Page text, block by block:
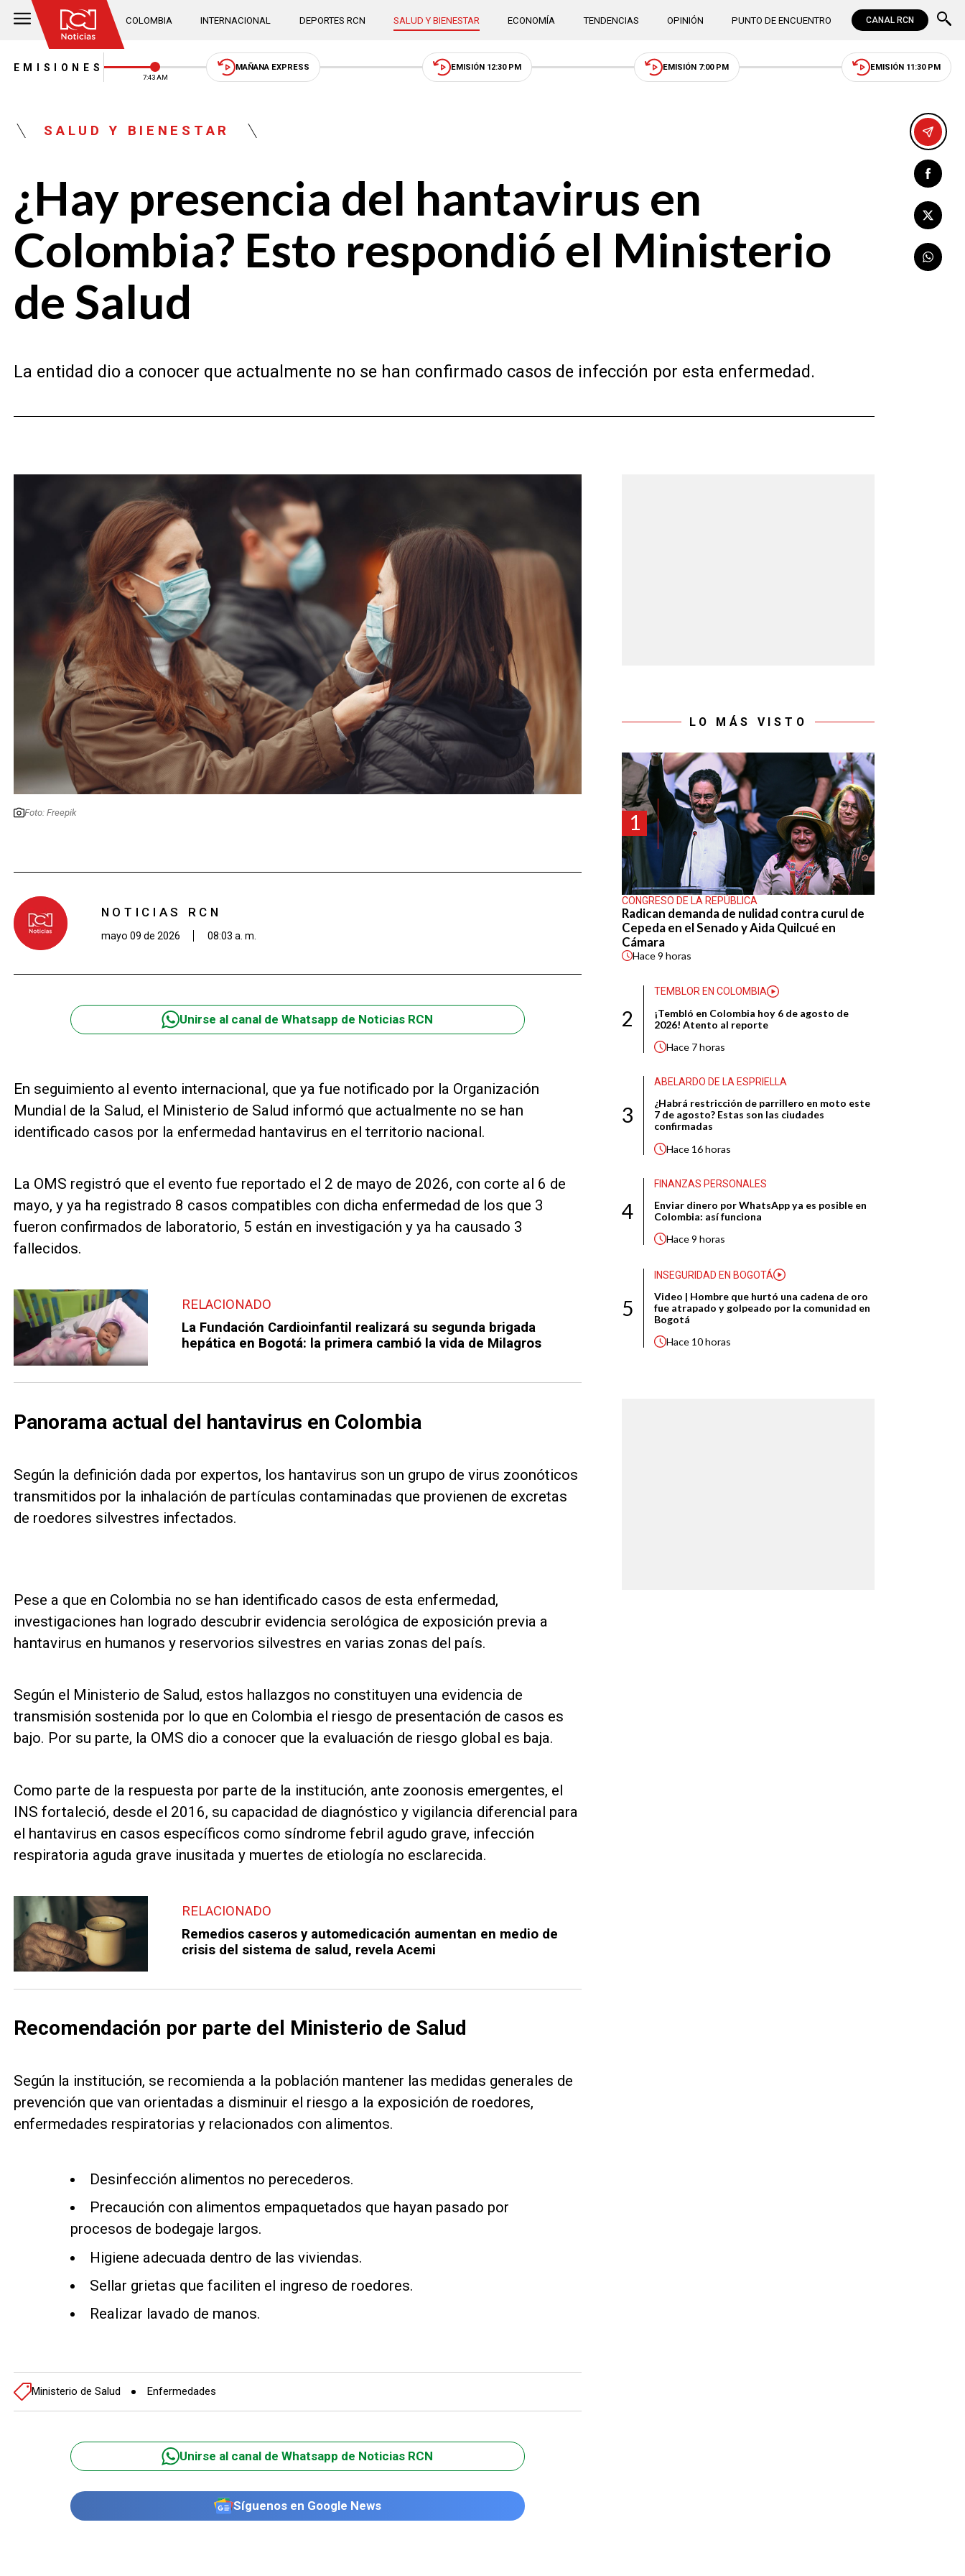
COLOMBIA INTERNACIONAL DEPORTES RCN SALUD Y BIENESTAR ECONOMÍA TENDENCIAS OPINIÓN PUNTO DE ENCUENTRO CANAL RCN
EMISIONES
7:43 AM
MAÑANA EXPRESS EMISIÓN 12:30 PM EMISIÓN 7:00 PM EMISIÓN 11:30 PM
SALUD Y BIENESTAR
¿Hay presencia del hantavirus en
Colombia? Esto respondió el Ministerio
de Salud
La entidad dio a conocer que actualmente no se han confirmado casos de infección por esta enfermedad.
Foto: Freepik
NOTICIAS RCN
mayo 09 de 2026 08:03 a. m.
Unirse al canal de Whatsapp de Noticias RCN
En seguimiento al evento internacional, que ya fue notificado por la Organización
Mundial de la Salud, el Ministerio de Salud informó que actualmente no se han
identificado casos por la enfermedad hantavirus en el territorio nacional.
La OMS registró que el evento fue reportado el 2 de mayo de 2026, con corte al 6 de
mayo, y ya ha registrado 8 casos compatibles con dicha enfermedad de los que 3
fueron confirmados de laboratorio, 5 están en investigación y ya ha causado 3
fallecidos.
RELACIONADO
La Fundación Cardioinfantil realizará su segunda brigada
hepática en Bogotá: la primera cambió la vida de Milagros
Panorama actual del hantavirus en Colombia
Según la definición dada por expertos, los hantavirus son un grupo de virus zoonóticos
transmitidos por la inhalación de partículas contaminadas que provienen de excretas
de roedores silvestres infectados.
Pese a que en Colombia no se han identificado casos de esta enfermedad,
investigaciones han logrado descubrir evidencia serológica de exposición previa a
hantavirus en humanos y reservorios silvestres en varias zonas del país.
Según el Ministerio de Salud, estos hallazgos no constituyen una evidencia de
transmisión sostenida por lo que en Colombia el riesgo de presentación de casos es
bajo. Por su parte, la OMS dio a conocer que la evaluación de riesgo global es baja.
Como parte de la respuesta por parte de la institución, ante zoonosis emergentes, el
INS fortaleció, desde el 2016, su capacidad de diagnóstico y vigilancia diferencial para
el hantavirus en casos específicos como síndrome febril agudo grave, infección
respiratoria aguda grave inusitada y muertes de etiología no esclarecida.
RELACIONADO
Remedios caseros y automedicación aumentan en medio de
crisis del sistema de salud, revela Acemi
Recomendación por parte del Ministerio de Salud
Según la institución, se recomienda a la población mantener las medidas generales de
prevención que van orientadas a disminuir el riesgo a la exposición de roedores,
enfermedades respiratorias y relacionados con alimentos.
Desinfección alimentos no perecederos.
Precaución con alimentos empaquetados que hayan pasado por
procesos de bodegaje largos.
Higiene adecuada dentro de las viviendas.
Sellar grietas que faciliten el ingreso de roedores.
Realizar lavado de manos.
Ministerio de Salud Enfermedades
Unirse al canal de Whatsapp de Noticias RCN
Síguenos en Google News
LO MÁS VISTO
1
CONGRESO DE LA REPÚBLICA
Radican demanda de nulidad contra curul de
Cepeda en el Senado y Aida Quilcué en
Cámara
Hace9 horas
2
TEMBLOR EN COLOMBIA
¡Tembló en Colombia hoy 6 de agosto de
2026! Atento al reporte
Hace 7 horas
3
ABELARDO DE LA ESPRIELLA
¿Habrá restricción de parrillero en moto este
7 de agosto? Estas son las ciudades
confirmadas
Hace 16 horas
4
FINANZAS PERSONALES
Enviar dinero por WhatsApp ya es posible en
Colombia: así funciona
Hace9 horas
5
INSEGURIDAD EN BOGOTÁ
Video | Hombre que hurtó una cadena de oro
fue atrapado y golpeado por la comunidad en
Bogotá
Hace 10 horas